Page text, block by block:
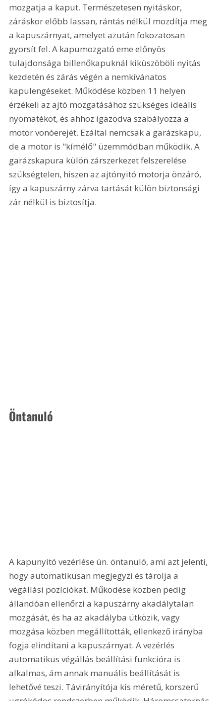
mozgatja a kaput. Természetesen nyitáskor,
záráskor előbb lassan, rántás nélkül mozdítja meg
a kapuszárnyat, amelyet azután fokozatosan
gyorsít fel. A kapumozgató eme előnyös
tulajdonsága billenőkapuknál kiküszöböli nyitás
kezdetén és zárás végén a nemkívánatos
kapulengéseket. Működése közben 11 helyen
érzékeli az ajtó mozgatásához szükséges ideális
nyomatékot, és ahhoz igazodva szabályozza a
motor vonóerejét. Ezáltal nemcsak a garázskapu,
de a motor is "kímélő" üzemmódban működik. A
garázskapura külön zárszerkezet felszerelése
szükségtelen, hiszen az ajtónyitó motorja önzáró,
így a kapuszárny zárva tartását külön biztonsági
zár nélkül is biztosítja.
Öntanuló
A kapunyitó vezérlése ún. öntanuló, ami azt jelenti,
hogy automatikusan megjegyzi és tárolja a
végállási pozíciókat. Működése közben pedig
állandóan ellenőrzi a kapuszárny akadálytalan
mozgását, és ha az akadályba ütközik, vagy
mozgása közben megállították, ellenkező irányba
fogja elindítani a kapuszárnyat. A vezérlés
automatikus végállás beállítási funkcióra is
alkalmas, ám annak manuális beállítását is
lehetővé teszi. Távirányítója kis méretű, korszerű